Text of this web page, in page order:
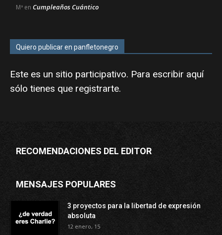
Mª en Cumpleaños Cuántico
Quiero publicar en panfletonegro
Este es un sitio participativo. Para escribir aquí
sólo tienes que registrarte.
RECOMENDACIONES DEL EDITOR
MENSAJES POPULARES
3 proyectos para la libertad de expresión
absoluta
12 enero, 15